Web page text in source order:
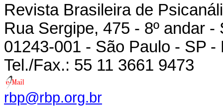
Revista Brasileira de
Rua Sergipe, 475 - 8º andar -
01243-001 - São Paulo - SP -
Tel./Fax.: 55 11 3661 9473
rbp@rbp.org.br